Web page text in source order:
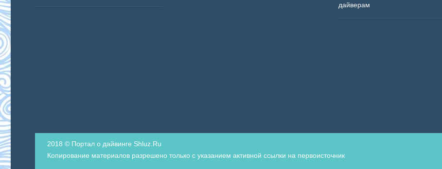
дайверам
2018 © Портал о дайвинге Shluz.Ru
Копирование материалов разрешено только с указанием активной ссылки на первоисточник